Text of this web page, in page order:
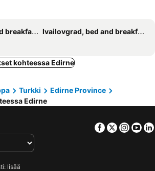
Ivailovgrad, bed and breakfasts
kohteessa Edirne
Turkki
Edirne Province
Edirne
Facebook
Twitter
lisää